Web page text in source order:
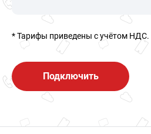
* Тарифы приведены c учётом НДС.
Подключить